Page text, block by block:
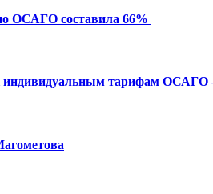
ОСАГО составила 66%
к индивидуальным тарифам